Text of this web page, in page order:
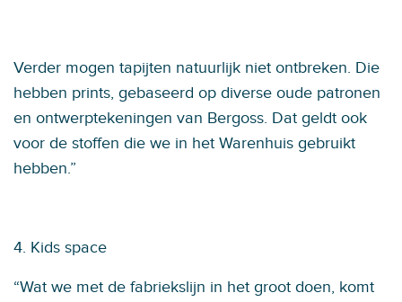
Verder mogen tapijten natuurlijk niet ontbreken. Die
hebben prints, gebaseerd op diverse oude patronen
en ontwerptekeningen van Bergoss. Dat geldt ook
voor de stoffen die we in het Warenhuis gebruikt
hebben.”
4. Kids space
“Wat we met de fabriekslijn in het groot doen, komt